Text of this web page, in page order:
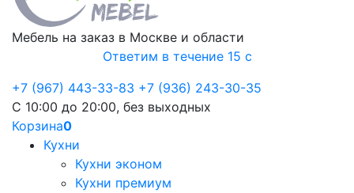
Мебель на заказ в Москве и области
Ответим в течение 15 с
+7 (967) 443-33-83 +7 (936) 243-30-35
С 10:00 до 20:00, без выходных
Корзина0
Кухни
Кухни эконом
Кухни премиум